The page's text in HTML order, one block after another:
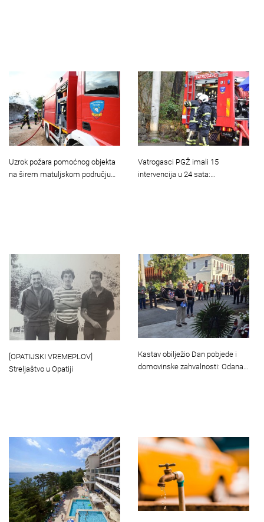
Uzrok požara pomoćnog objekta
na širem matuljskom području…
Vatrogasci PGŽ imali 15
intervencija u 24 sata:…
[OPATIJSKI VREMEPLOV]
Streljaštvo u Opatiji
Kastav obilježio Dan pobjede i
domovinske zahvalnosti: Odana…